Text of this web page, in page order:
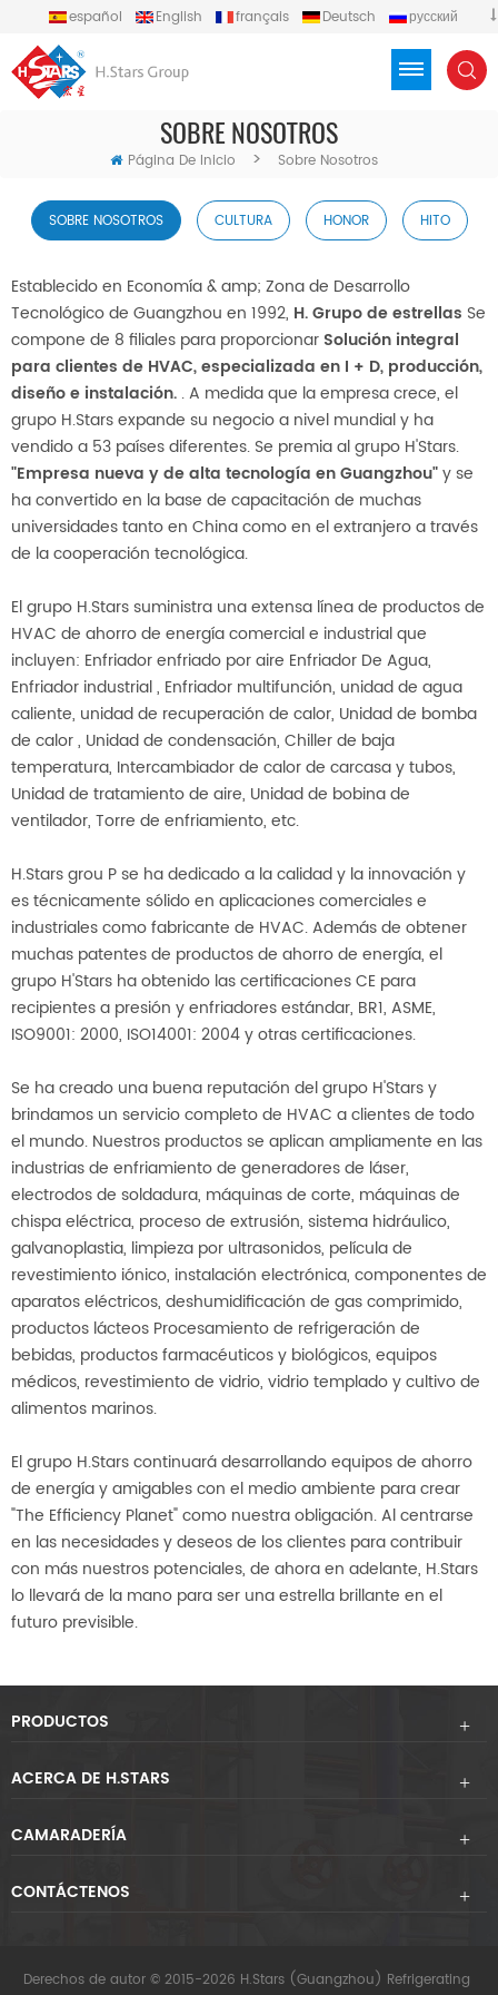
español English français Deutsch
русский
SOBRE NOSOTROS
Página De Inicio > Sobre Nosotros
SOBRE NOSOTROS CULTURA HONOR HITO
Establecido en Economía & amp; Zona de Desarrollo
Tecnológico de Guangzhou en 1992, H.Grupo de estrellas Se
compone de 8 filiales para proporcionar Solución integral
para clientes de HVAC, especializada en I + D, producción,
diseño e instalación. . A medida que la empresa crece, el
grupo H.Stars expande su negocio a nivel mundial y ha
vendido a 53 países diferentes. Se premia al grupo H'Stars.
"Empresa nueva y de alta tecnología en Guangzhou"y se
ha convertido en la base de capacitación de muchas
universidades tanto en China como en el extranjero a través
de la cooperación tecnológica.
El grupo H.Stars suministra una extensa línea de productos de
HVAC de ahorro de energía comercial e industrial que
incluyen: Enfriador enfriado por aire Enfriador De Agua,
Enfriador industrial, Enfriador multifunción, unidad de agua
caliente, unidad de recuperación de calor, Unidad de bomba
de calor, Unidad de condensación, Chiller de baja
temperatura, Intercambiador de calor de carcasa y tubos,
Unidad de tratamiento de aire, Unidad de bobina de
ventilador, Torre de enfriamiento, etc.
H.Stars grou P se ha dedicado a la calidad y la innovación y
es técnicamente sólido en aplicaciones comerciales e
industriales como fabricante de HVAC. Además de obtener
muchas patentes de productos de ahorro de energía, el
grupo H'Stars ha obtenido las certificaciones CE para
recipientes a presión y enfriadores estándar, BR1, ASME,
ISO9001: 2000, ISO14001: 2004 y otras certificaciones.
Se ha creado una buena reputación del grupo H'Stars y
brindamos un servicio completo de HVAC a clientes de todo
el mundo. Nuestros productos se aplican ampliamente en las
industrias de enfriamiento de generadores de láser,
electrodos de soldadura, máquinas de corte, máquinas de
chispa eléctrica, proceso de extrusión, sistema hidráulico,
galvanoplastia, limpieza por ultrasonidos, película de
revestimiento iónico, instalación electrónica, componentes de
aparatos eléctricos, deshumidificación de gas comprimido,
productos lácteos Procesamiento de refrigeración de
bebidas, productos farmacéuticos y biológicos, equipos
médicos, revestimiento de vidrio, vidrio templado y cultivo de
alimentos marinos.
El grupo H.Stars continuará desarrollando equipos de ahorro
de energía y amigables con el medio ambiente para crear
"The Efficiency Planet" como nuestra obligación. Al centrarse
en las necesidades y deseos de los clientes para contribuir
con más nuestros potenciales, de ahora en adelante, H.Stars
lo llevará de la mano para ser una estrella brillante en el
futuro previsible.
PRODUCTOS
ACERCA DE H.STARS
CAMARADERÍA
CONTÁCTENOS
Derechos de autor © 2015-2026 H.Stars (Guangzhou) Refrigerating